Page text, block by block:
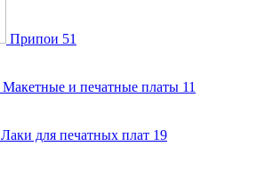
Припои 51
Макетные и печатные платы 11
Лаки для печатных плат 19